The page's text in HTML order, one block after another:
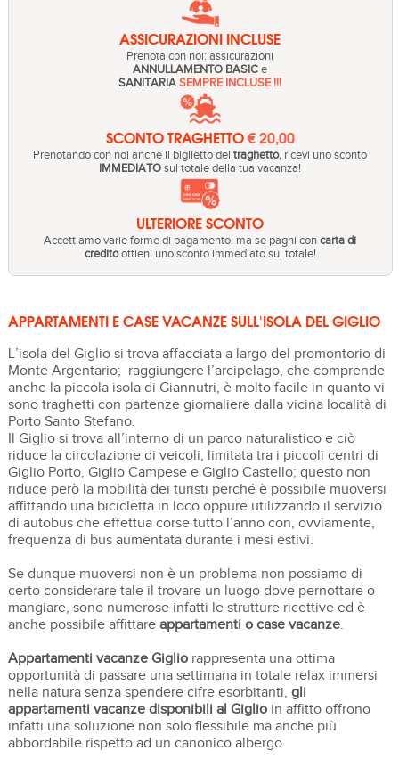
ASSICURAZIONI INCLUSE
Prenota con noi: assicurazioni
ANNULLAMENTO BASICe
SANITARIASEMPRE INCLUSE !!!
SCONTO TRAGHETTO€ 20,00
Prenotando con noi anche il biglietto deltraghetto, ricevi uno sconto
IMMEDIATOsul totale della tua vacanza!
ULTERIORE SCONTO
Accettiamo varie forme di pagamento, ma se paghi concarta di
creditoottieni uno sconto immediato sul totale!
APPARTAMENTI E CASE VACANZE SULL'ISOLA DEL GIGLIO
L’isola del Giglio si trova affacciata a largo del promontorio di
Monte Argentario; raggiungere l’arcipelago, che comprende
anche la piccola isola di Giannutri, è molto facile in quanto vi
sono traghetti con partenze giornaliere dalla vicina località di
Porto Santo Stefano.
Il Giglio si trova all’interno di un parco naturalistico e ciò
riduce la circolazione di veicoli, limitata tra i piccoli centri di
Giglio Porto, Giglio Campese e Giglio Castello; questo non
riduce però la mobilità dei turisti perché è possibile muoversi
affittando una bicicletta in loco oppure utilizzando il servizio
di autobus che effettua corse tutto l’anno con, ovviamente,
frequenza di bus aumentata durante i mesi estivi.
Se dunque muoversi non è un problema non possiamo di
certo considerare tale il trovare un luogo dove pernottare o
mangiare, sono numerose infatti le strutture ricettive ed è
anche possibile affittare appartamenti o case vacanze.
Appartamenti vacanze Gigliorappresenta una ottima
opportunità di passare una settimana in totale relax immersi
nella natura senza spendere cifre esorbitanti, gli
appartamenti vacanze disponibili al Giglioin affitto offrono
infatti una soluzione non solo flessibile ma anche più
abbordabile rispetto ad un canonico albergo.